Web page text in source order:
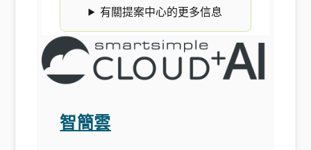
有關提案中心的更多信息
智簡雲